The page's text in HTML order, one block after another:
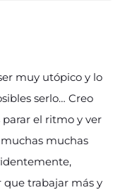
muy utópico y lo
serlo… Creo
el ritmo y ver
muchas
que trabajar más y